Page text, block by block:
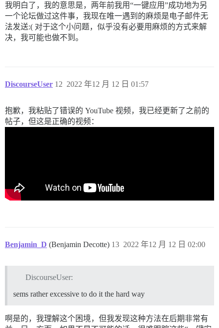
我明白了，我的意思是，两年前我用“一键应用”成功地为另
一个论坛做过这件事，我现在唯一遇到的麻烦是电子邮件无
法发送:( 对于这个小问题，似乎没有必要用麻烦的方式来解
决，我可能也做不到。
DiscourseUser 2022 年12 月 12 日 01:57
12
抱歉，我粘贴了错误的 YouTube 视频，我已经更新了之前的
帖子，但这是正确的视频：
Benjamin_D (Benjamin Decotte) 2022 年12 月 12 日 02:00
13
DiscourseUser:
sems rather excessive to do it the hard way
啊是的，我理解这个困境，但我发现这种方法在后期非常有